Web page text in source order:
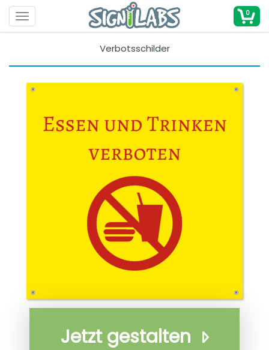
Toggle navigation 0
Verbotsschilder
Jetzt gestalten